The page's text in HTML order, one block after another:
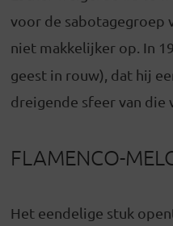
voor de sabotagegroep
niet makkelijker op. In
geest in rouw), dat hij
dreigende sfeer van die
FLAMENCO-
Het eendelige stuk